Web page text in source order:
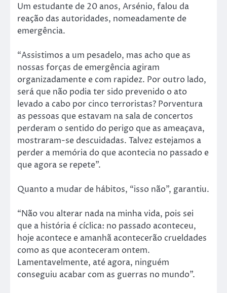
Um estudante de 20 anos, Arsénio, falou da
reação das autoridades, nomeadamente de
emergência.
“Assistimos a um pesadelo, mas acho que as
nossas forças de emergência agiram
organizadamente e com rapidez. Por outro lado,
será que não podia ter sido prevenido o ato
levado a cabo por cinco terroristas? Porventura
as pessoas que estavam na sala de concertos
perderam o sentido do perigo que as ameaçava,
mostraram-se descuidadas. Talvez estejamos a
perder a memória do que acontecia no passado e
que agora se repete”.
Quanto a mudar de hábitos, “isso não”, garantiu.
“Não vou alterar nada na minha vida, pois sei
que a história é cíclica: no passado aconteceu,
hoje acontece e amanhã acontecerão crueldades
como as que aconteceram ontem.
Lamentavelmente, até agora, ninguém
conseguiu acabar com as guerras no mundo”.